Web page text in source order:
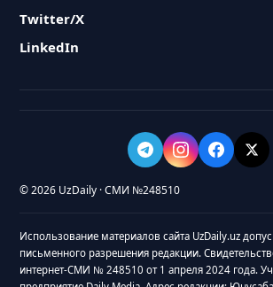
Twitter/X
LinkedIn
© 2026 UzDaily · СМИ №248510
Использование материалов сайта UzDaily.uz
письменного разрешения редакции.
интернет-СМИ № 248510 от 1 апреля 2024 года.